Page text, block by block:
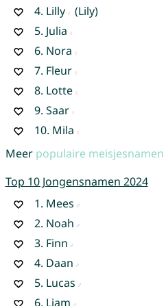
4. Lilly
(Lily)
5. Julia
6. Nora
7. Fleur
8. Lotte
9. Saar
10. Mila
Meer populaire
Top 10 Jongensnamen 2024
1. Mees
2. Noah
3. Finn
4. Daan
5. Lucas
6. Liam